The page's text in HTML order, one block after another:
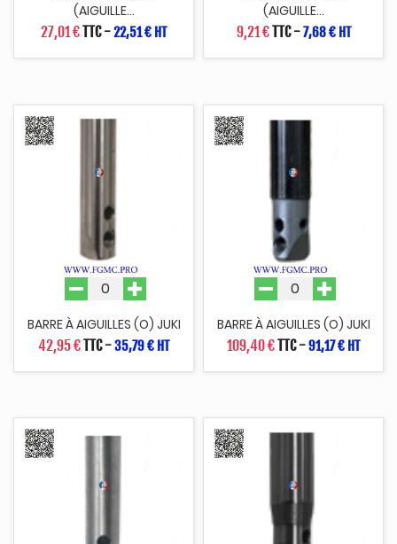
(AIGUILLE...
27,01 €TTC-22,51 € HT
(AIGUILLE...
9,21 €TTC-7,68 € HT
BARRE À AIGUILLES (O) JUKI
42,95 €TTC-35,79 € HT
BARRE À AIGUILLES (O) JUKI
109,40 €TTC-91,17 € HT